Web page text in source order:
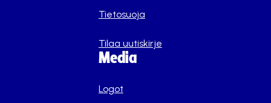
Tietosuoja
Tilaa uutiskirje
Media
Logot